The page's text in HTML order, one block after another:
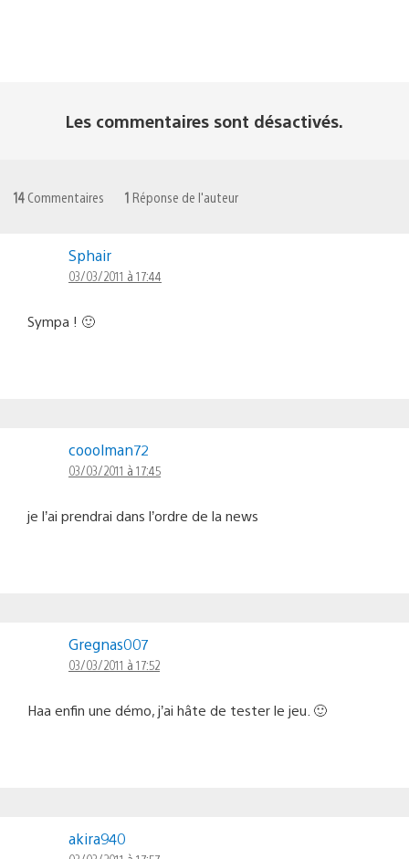
Les commentaires sont désactivés.
14 Commentaires 1 Réponse de l'auteur
Sphair
03/03/2011 à 17:44
Sympa ! 🙂
cooolman72
03/03/2011 à 17:45
je l’ai prendrai dans l’ordre de la news
Gregnas007
03/03/2011 à 17:52
Haa enfin une démo, j’ai hâte de tester le jeu. 🙂
akira940